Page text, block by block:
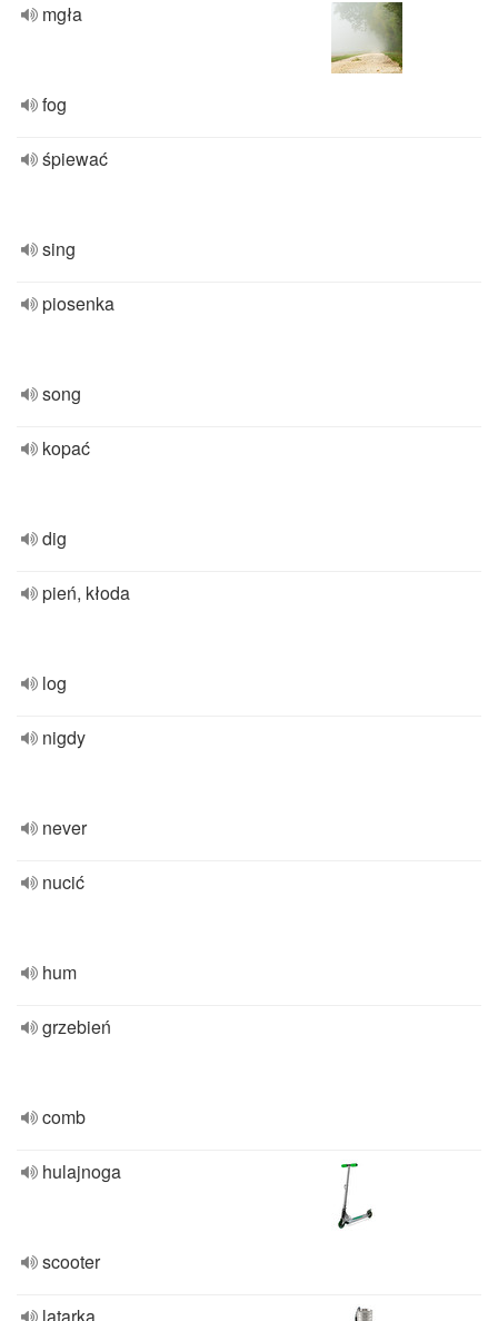
mgła
fog
śpiewać
sing
piosenka
song
kopać
dig
pień, kłoda
log
nigdy
never
nucić
hum
grzebień
comb
hulajnoga
scooter